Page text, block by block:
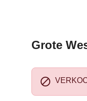
Grote
